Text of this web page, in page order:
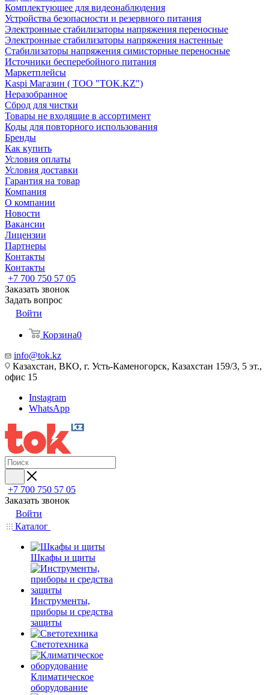
Комплектующее для видеонаблюдения
Устройства безопасности и резервного питания
Электронные стабилизаторы напряжения переносные
Электронные стабилизаторы напряжения настенные
Стабилизаторы напряжения симисторные переносные
Источники бесперебойного питания
Маркетплейсы
Kaspi Магазин ( ТОО "TOK.KZ")
Неразобранное
Сброд для чистки
Товары не входящие в ассортимент
Коды для повторного использования
Бренды
Как купить
Условия оплаты
Условия доставки
Гарантия на товар
Компания
О компании
Новости
Вакансии
Лицензии
Партнеры
Контакты
Контакты
+7 700 750 57 05
Заказать звонок
Задать вопрос
Войти
Корзина0
info@tok.kz
Казахстан, ВКО, г. Усть-Каменогорск, Казахстан 159/3, 5 эт.,
офис 15
Instagram
WhatsApp
+7 700 750 57 05
Заказать звонок
Войти
Каталог
Шкафы и щиты
Инструменты,
приборы и средства
защиты
Светотехника
Климатическое
оборудование